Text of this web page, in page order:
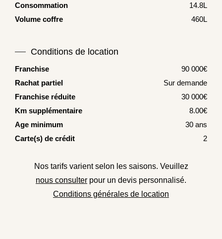
Consommation
14.8L
Volume coffre
460L
Conditions de location
Franchise
90 000€
Rachat partiel
Sur demande
Franchise réduite
30 000€
Km supplémentaire
8.00€
Age minimum
30 ans
Carte(s) de crédit
2
Nos tarifs varient selon les saisons. Veuillez
nous consulter pour un devis personnalisé.
Conditions générales de location